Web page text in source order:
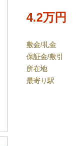
4.2万円
敷金/礼金
保証金/敷引
所在地
最寄り駅